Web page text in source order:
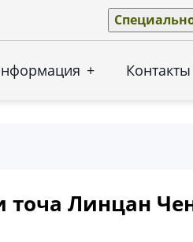
+ Контакты
Линцан